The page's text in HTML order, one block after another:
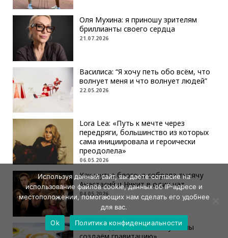
Оля Мухина: я приношу зрителям
бриллианты своего сердца
21.07.2026
Василиса: “Я хочу петь обо всём, что
волнует меня и что волнует людей”
22.05.2026
Lora Lea: «Путь к мечте через
передряги, большинство из которых
сама инициировала и героически
преодолела»
06.05.2026
Как шутка блогера собрала тысячу
Анастасий и Никит в один чат
04.05.2026
«Мы создаём не выставку — мы
Используя данный сайт, вы даёте согласие на
использование файлов cookie, данных об IP-адресе и
местоположении, помогающих нам сделать его удобнее
для вас.
Ok
Политика конфиденциальности